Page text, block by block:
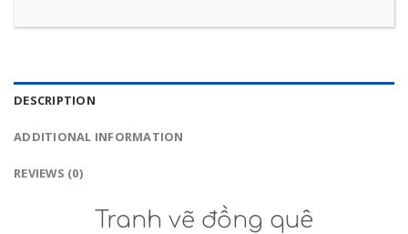
DESCRIPTION
ADDITIONAL INFORMATION
REVIEWS (0)
Tranh vẽ đồng quê